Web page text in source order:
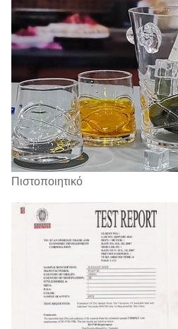
Πιστοποιητικό